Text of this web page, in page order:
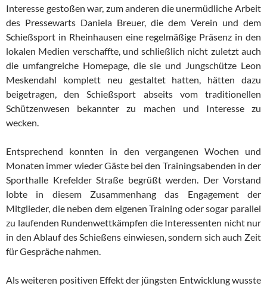
Interesse gestoßen war, zum anderen die unermüdliche Arbeit
des Pressewarts Daniela Breuer, die dem Verein und dem
Schießsport in Rheinhausen eine regelmäßige Präsenz in den
lokalen Medien verschaffte, und schließlich nicht zuletzt auch
die umfangreiche Homepage, die sie und Jungschütze Leon
Meskendahl komplett neu gestaltet hatten, hätten dazu
beigetragen, den Schießsport abseits vom traditionellen
Schützenwesen bekannter zu machen und Interesse zu
wecken.
Entsprechend konnten in den vergangenen Wochen und
Monaten immer wieder Gäste bei den Trainingsabenden in der
Sporthalle Krefelder Straße begrüßt werden. Der Vorstand
lobte in diesem Zusammenhang das Engagement der
Mitglieder, die neben dem eigenen Training oder sogar parallel
zu laufenden Rundenwettkämpfen die Interessenten nicht nur
in den Ablauf des Schießens einwiesen, sondern sich auch Zeit
für Gespräche nahmen.
Als weiteren positiven Effekt der jüngsten Entwicklung wusste